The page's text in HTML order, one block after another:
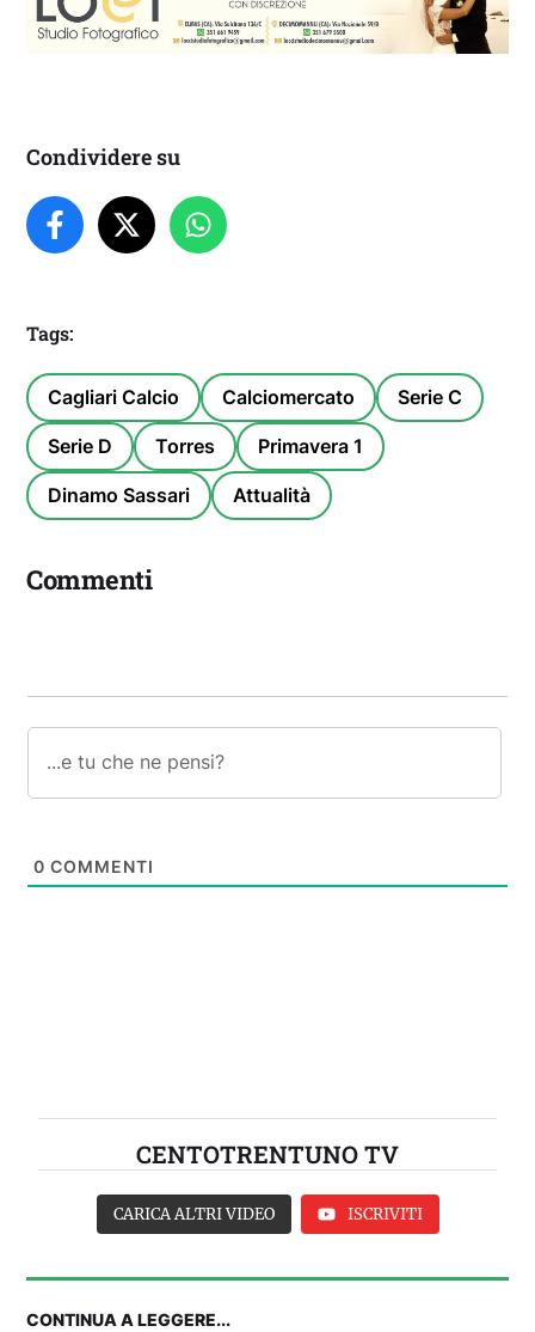
Condividere su
Tags:
Cagliari Calcio Calciomercato Serie C
Serie D Torres Primavera 1
Dinamo Sassari Attualità
Commenti
0 COMMENTI
CENTOTRENTUNO TV
CARICA ALTRI VIDEO ISCRIVITI
CONTINUA A LEGGERE...